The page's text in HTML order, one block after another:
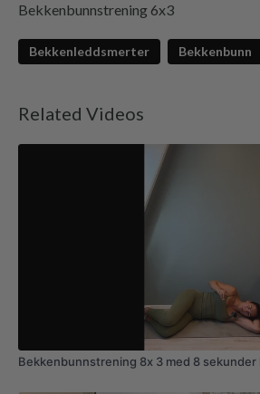
Bekkenbunnstrening 6x3
Bekkenleddsmerter Bekkenbunn
Related Videos
Bekkenbunnstrening 8x 3 med 8 sekunder